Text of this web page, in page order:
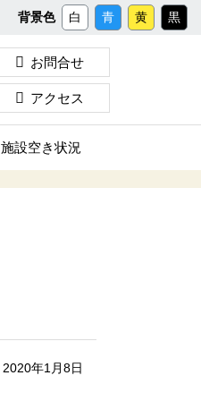
背景色 白 青 黄 黒
お問合せ
アクセス
施設空き状況
2020年1月8日